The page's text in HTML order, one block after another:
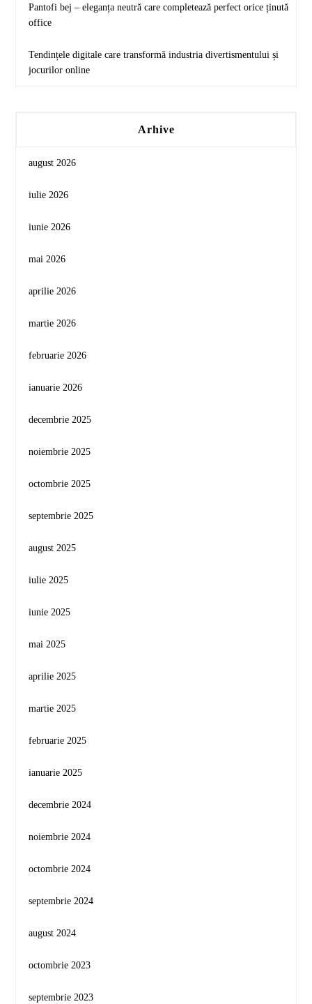
Pantofi bej – eleganța neutră care completează perfect orice ținută
office
Tendințele digitale care transformă industria divertismentului și
jocurilor online
Arhive
august 2026
iulie 2026
iunie 2026
mai 2026
aprilie 2026
martie 2026
februarie 2026
ianuarie 2026
decembrie 2025
noiembrie 2025
octombrie 2025
septembrie 2025
august 2025
iulie 2025
iunie 2025
mai 2025
aprilie 2025
martie 2025
februarie 2025
ianuarie 2025
decembrie 2024
noiembrie 2024
octombrie 2024
septembrie 2024
august 2024
octombrie 2023
septembrie 2023